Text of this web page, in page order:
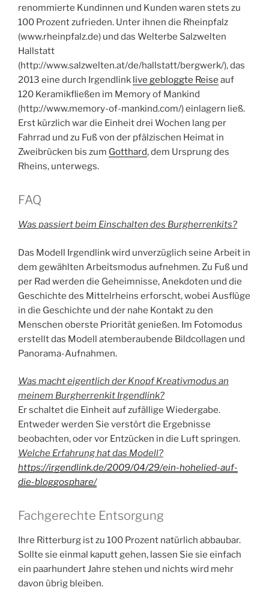
renommierte Kundinnen und Kunden waren stets zu
100 Prozent zufrieden. Unter ihnen die Rheinpfalz
(www.rheinpfalz.de) und das Welterbe Salzwelten
Hallstatt
(http://www.salzwelten.at/de/hallstatt/bergwerk/), das
2013 eine durch Irgendlink live gebloggte Reise auf
120 Keramikfließen im Memory of Mankind
(http://www.memory-of-mankind.com/) einlagern ließ.
Erst kürzlich war die Einheit drei Wochen lang per
Fahrrad und zu Fuß von der pfälzischen Heimat in
Zweibrücken bis zum Gotthard, dem Ursprung des
Rheins, unterwegs.
FAQ
Was passiert beim Einschalten des Burgherrenkits?
Das Modell Irgendlink wird unverzüglich seine Arbeit in
dem gewählten Arbeitsmodus aufnehmen. Zu Fuß und
per Rad werden die Geheimnisse, Anekdoten und die
Geschichte des Mittelrheins erforscht, wobei Ausflüge
in die Geschichte und der nahe Kontakt zu den
Menschen oberste Priorität genießen. Im Fotomodus
erstellt das Modell atemberaubende Bildcollagen und
Panorama-Aufnahmen.
Was macht eigentlich der Knopf Kreativmodus an
meinem Burgherrenkit Irgendlink?
Er schaltet die Einheit auf zufällige Wiedergabe.
Entweder werden Sie verstört die Ergebnisse
beobachten, oder vor Entzücken in die Luft springen.
Welche Erfahrung hat das Modell?
https://irgendlink.de/2009/04/29/ein-hohelied-auf-
die-bloggosphare/
Fachgerechte Entsorgung
Ihre Ritterburg ist zu 100 Prozent natürlich abbaubar.
Sollte sie einmal kaputt gehen, lassen Sie sie einfach
ein paarhundert Jahre stehen und nichts wird mehr
davon übrig bleiben.